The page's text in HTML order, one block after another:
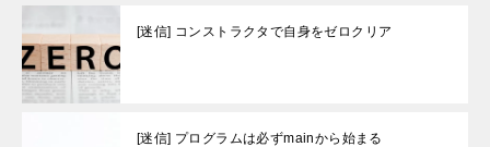
[迷信] コンストラクタで自身をゼロクリア
[迷信] プログラムは必ずmainから始まる